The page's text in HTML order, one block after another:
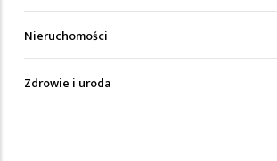
Nieruchomości
Zdrowie i uroda